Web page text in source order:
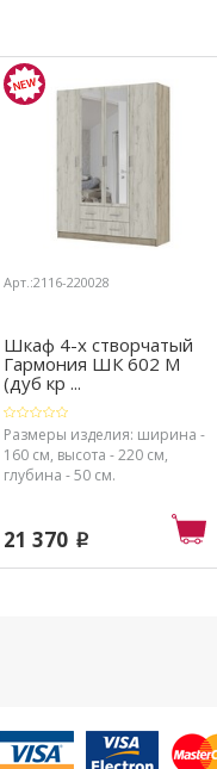
Арт.:2116-220028
Шкаф 4-х створчатый
Гармония ШК 602 М
(дуб кр ...
Размеры изделия: ширина -
160 см, высота - 220 см,
глубина - 50 см.
21 370 p